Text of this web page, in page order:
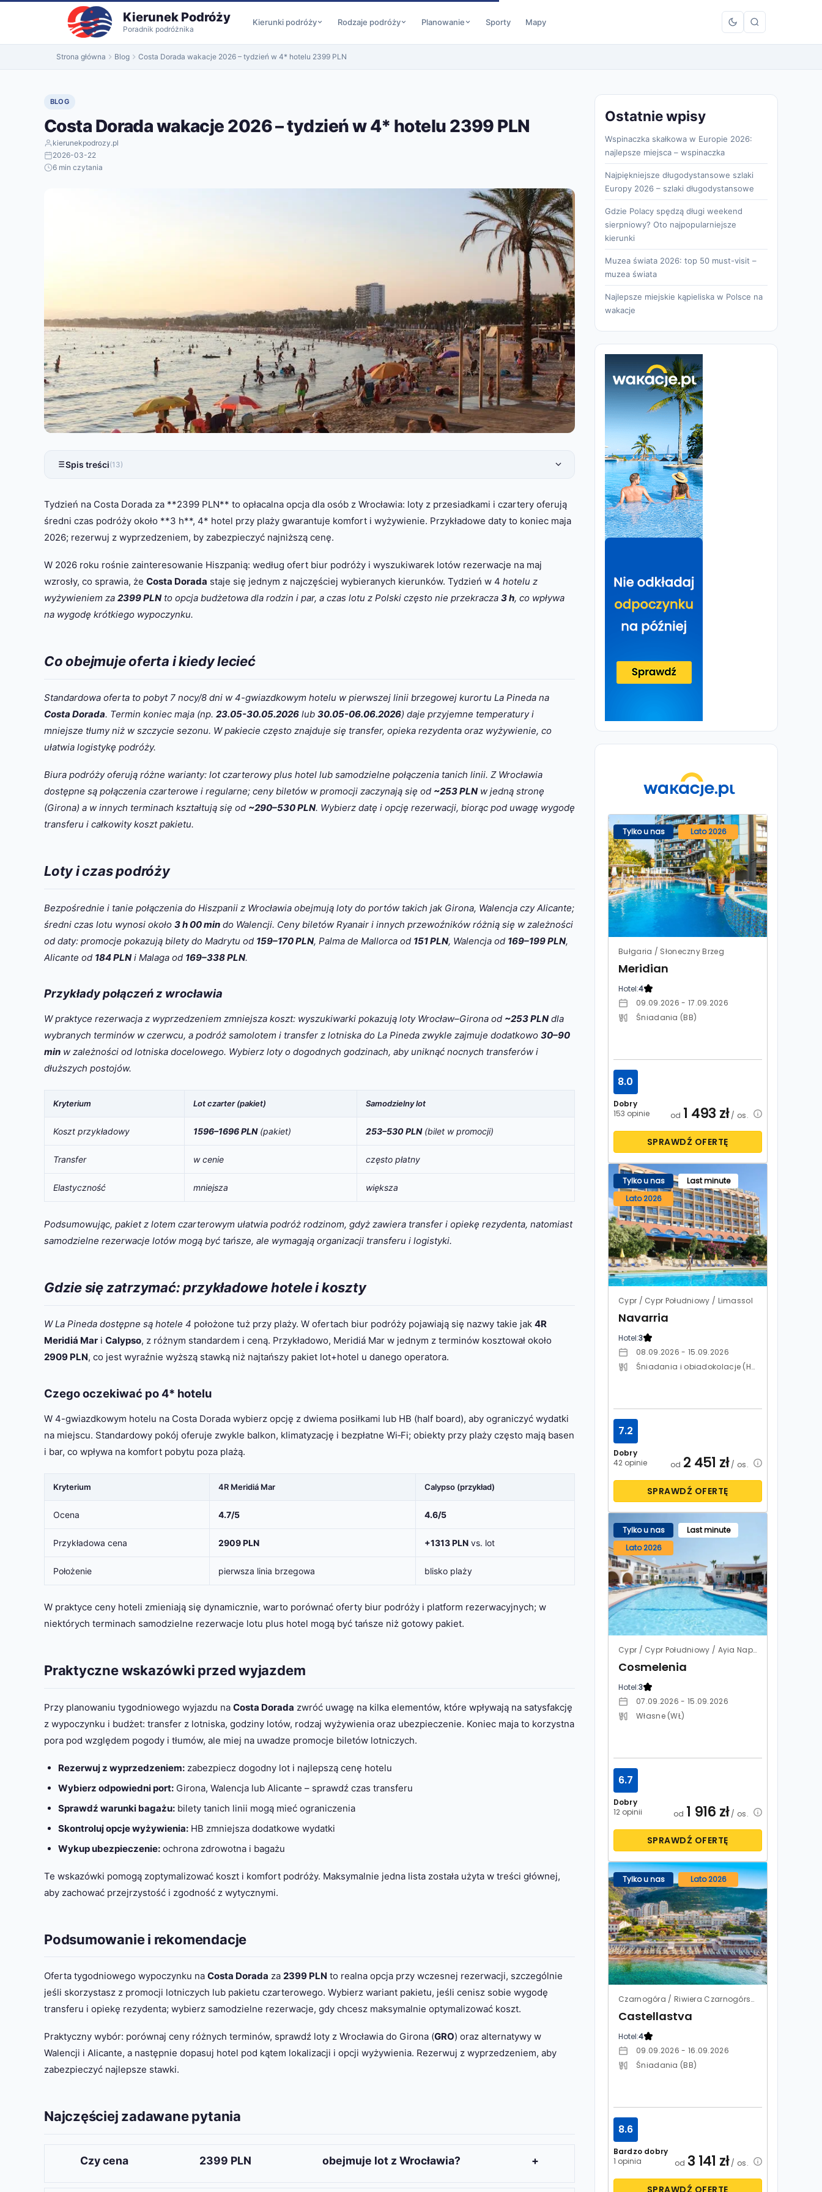
do
Kierunek Podróży
Poradnik podróżnika
Kierunki podróży Rodzaje podróży Planowanie Sporty Mapy
Strona główna Blog Costa Dorada wakacje 2026 – tydzień w 4* hotelu 2399 PLN
BLOG
Costa Dorada wakacje 2026 – tydzień w 4* hotelu 2399 PLN
kierunekpodrozy.pl
2026-03-22
6 min czytania
Spis treści(13)
Tydzień na Costa Dorada za **2399 PLN** to opłacalna opcja dla osób z Wrocławia: loty z przesiadkami i czartery oferują
średni czas podróży około **3 h**, 4* hotel przy plaży gwarantuje komfort i wyżywienie. Przykładowe daty to koniec maja
2026; rezerwuj z wyprzedzeniem, by zabezpieczyć najniższą cenę.
W 2026 roku rośnie zainteresowanie Hiszpanią: według ofert biur podróży i wyszukiwarek lotów rezerwacje na maj
wzrosły, co sprawia, że Costa Dorada staje się jednym z najczęściej wybieranych kierunków. Tydzień w 4 hotelu z
wyżywieniem za 2399 PLN to opcja budżetowa dla rodzin i par, a czas lotu z Polski często nie przekracza 3 h, co wpływa
na wygodę krótkiego wypoczynku.
Co obejmuje oferta i kiedy lecieć
Standardowa oferta to pobyt 7 nocy/8 dni w 4-gwiazdkowym hotelu w pierwszej linii brzegowej kurortu La Pineda na
Costa Dorada. Termin koniec maja (np. 23.05-30.05.2026 lub 30.05-06.06.2026) daje przyjemne temperatury i
mniejsze tłumy niż w szczycie sezonu. W pakiecie często znajduje się transfer, opieka rezydenta oraz wyżywienie, co
ułatwia logistykę podróży.
Biura podróży oferują różne warianty: lot czarterowy plus hotel lub samodzielne połączenia tanich linii. Z Wrocławia
dostępne są połączenia czarterowe i regularne; ceny biletów w promocji zaczynają się od ~253 PLN w jedną stronę
(Girona) a w innych terminach kształtują się od ~290–530 PLN. Wybierz datę i opcję rezerwacji, biorąc pod uwagę wygodę
transferu i całkowity koszt pakietu.
Loty i czas podróży
Bezpośrednie i tanie połączenia do Hiszpanii z Wrocławia obejmują loty do portów takich jak Girona, Walencja czy Alicante;
średni czas lotu wynosi około 3 h 00 min do Walencji. Ceny biletów Ryanair i innych przewoźników różnią się w zależności
od daty: promocje pokazują bilety do Madrytu od 159–170 PLN, Palma de Mallorca od 151 PLN, Walencja od 169–199 PLN,
Alicante od 184 PLN i Malaga od 169–338 PLN.
Przykłady połączeń z wrocławia
W praktyce rezerwacja z wyprzedzeniem zmniejsza koszt: wyszukiwarki pokazują loty Wrocław–Girona od ~253 PLN dla
wybranych terminów w czerwcu, a podróż samolotem i transfer z lotniska do La Pineda zwykle zajmuje dodatkowo 30–90
min w zależności od lotniska docelowego. Wybierz loty o dogodnych godzinach, aby uniknąć nocnych transferów i
dłuższych postojów.
Kryterium Lot czarter (pakiet) Samodzielny lot
Koszt przykładowy 1596–1696 PLN(pakiet) 253–530 PLN(bilet w promocji)
Transfer w cenie często płatny
Elastyczność mniejsza większa
Podsumowując, pakiet z lotem czarterowym ułatwia podróż rodzinom, gdyż zawiera transfer i opiekę rezydenta, natomiast
samodzielne rezerwacje lotów mogą być tańsze, ale wymagają organizacji transferu i logistyki.
Gdzie się zatrzymać: przykładowe hotele i koszty
W La Pineda dostępne są hotele 4 położone tuż przy plaży. W ofertach biur podróży pojawiają się nazwy takie jak 4R
Meridiá Mar i Calypso, z różnym standardem i ceną. Przykładowo, Meridiá Mar w jednym z terminów kosztował około
2909 PLN, co jest wyraźnie wyższą stawką niż najtańszy pakiet lot+hotel u danego operatora.
Czego oczekiwać po 4* hotelu
W 4-gwiazdkowym hotelu na Costa Dorada wybierz opcję z dwiema posiłkami lub HB (half board), aby ograniczyć wydatki
na miejscu. Standardowy pokój oferuje zwykle balkon, klimatyzację i bezpłatne Wi‑Fi; obiekty przy plaży często mają basen
i bar, co wpływa na komfort pobytu poza plażą.
Kryterium 4R Meridiá Mar Calypso (przykład)
Ocena 4.7/5 4.6/5
Przykładowa cena 2909 PLN +1313 PLN vs. lot
Położenie pierwsza linia brzegowa blisko plaży
W praktyce ceny hoteli zmieniają się dynamicznie, warto porównać oferty biur podróży i platform rezerwacyjnych; w
niektórych terminach samodzielne rezerwacje lotu plus hotel mogą być tańsze niż gotowy pakiet.
Praktyczne wskazówki przed wyjazdem
Przy planowaniu tygodniowego wyjazdu na Costa Dorada zwróć uwagę na kilka elementów, które wpływają na satysfakcję
z wypoczynku i budżet: transfer z lotniska, godziny lotów, rodzaj wyżywienia oraz ubezpieczenie. Koniec maja to korzystna
pora pod względem pogody i tłumów, ale miej na uwadze promocje biletów lotniczych.
Rezerwuj z wyprzedzeniem:zabezpiecz dogodny lot i najlepszą cenę hotelu
Wybierz odpowiedni port:Girona, Walencja lub Alicante – sprawdź czas transferu
Sprawdź warunki bagażu:bilety tanich linii mogą mieć ograniczenia
Skontroluj opcje wyżywienia:HB zmniejsza dodatkowe wydatki
Wykup ubezpieczenie:ochrona zdrowotna i bagażu
Te wskazówki pomogą zoptymalizować koszt i komfort podróży. Maksymalnie jedna lista została użyta w treści głównej,
aby zachować przejrzystość i zgodność z wytycznymi.
Podsumowanie i rekomendacje
Oferta tygodniowego wypoczynku na Costa Dorada za 2399 PLN to realna opcja przy wczesnej rezerwacji, szczególnie
jeśli skorzystasz z promocji lotniczych lub pakietu czarterowego. Wybierz wariant pakietu, jeśli cenisz sobie wygodę
transferu i opiekę rezydenta; wybierz samodzielne rezerwacje, gdy chcesz maksymalnie optymalizować koszt.
Praktyczny wybór: porównaj ceny różnych terminów, sprawdź loty z Wrocławia do Girona (GRO) oraz alternatywy w
Walencji i Alicante, a następnie dopasuj hotel pod kątem lokalizacji i opcji wyżywienia. Rezerwuj z wyprzedzeniem, aby
zabezpieczyć najlepsze stawki.
Najczęściej zadawane pytania
Czy cena 2399 PLN obejmuje lot z Wrocławia?
Ostatnie wpisy
Wspinaczka skałkowa w Europie 2026:
najlepsze miejsca – wspinaczka
Najpiękniejsze długodystansowe szlaki
Europy 2026 – szlaki długodystansowe
Gdzie Polacy spędzą długi weekend
sierpniowy? Oto najpopularniejsze
kierunki
Muzea świata 2026: top 50 must-visit –
muzea świata
Najlepsze miejskie kąpieliska w Polsce na
wakacje
Tylko u nas Lato 2026
Bułgaria / Słoneczny Brzeg
Meridian
Hotel:4
09.09.2026 - 17.09.2026
Śniadania (BB)
Dobry
153 opinie
8.0
od 1 493 zł/ os.
SPRAWDŹ OFERTĘ
Tylko u nas
Last minute
Lato 2026
Cypr / Cypr Południowy / Limassol
Navarria
Hotel:3
08.09.2026 - 15.09.2026
Śniadania i obiadokolacje (HB)
Dobry
42 opinie
7.2
od 2 451 zł/ os.
SPRAWDŹ OFERTĘ
Tylko u nas
Last minute
Lato 2026
Cypr / Cypr Południowy / Ayia Napa
Cosmelenia
Hotel:3
07.09.2026 - 15.09.2026
Własne (WŁ)
Dobry
12 opinii
6.7
od 1 916 zł/ os.
SPRAWDŹ OFERTĘ
Tylko u nas Lato 2026
Czarnogóra / Riwiera Czarnogórska / Petrovac
Castellastva
Hotel:4
09.09.2026 - 16.09.2026
Śniadania (BB)
Bardzo dobry
1 opinia
8.6
od 3 141 zł/ os.
SPRAWDŹ OFERTĘ